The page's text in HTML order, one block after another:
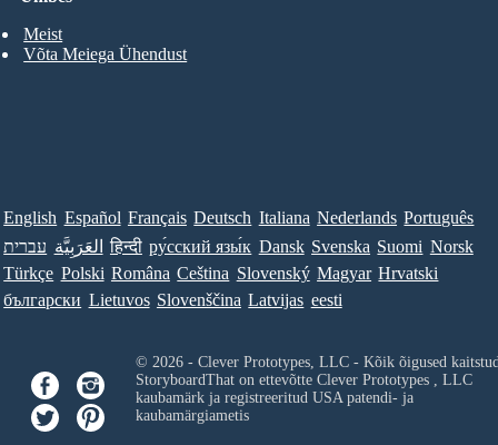
Meist
Võta Meiega Ühendust
English Español Français Deutsch Italiana Nederlands Português
עברית العَرَبِيَّة हिन्दी ру́сский язы́к Dansk Svenska Suomi Norsk
Türkçe Polski Româna Ceština Slovenský Magyar Hrvatski
български Lietuvos Slovenščina Latvijas eesti
© 2026 - Clever Prototypes, LLC - Kõik õigused
StoryboardThat on ettevõtte Clever Prototypes , LLC
kaubamärk ja registreeritud USA patendi- ja
kaubamärgiametis